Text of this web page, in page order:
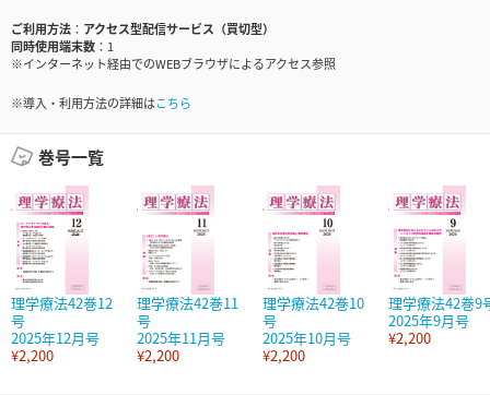
ご利用方法
アクセス型配信サービス（買切型）
同時使用端末数
1
※インターネット経由でのWEBブラウザによるアクセス参照
※導入・利用方法の詳細はこちら
巻号一覧
理学療法42巻12
号
2025年12月号
¥2,200
理学療法42巻11
号
2025年11月号
¥2,200
理学療法42巻10
号
2025年10月号
¥2,200
理学療法42巻9
2025年9月号
¥2,200